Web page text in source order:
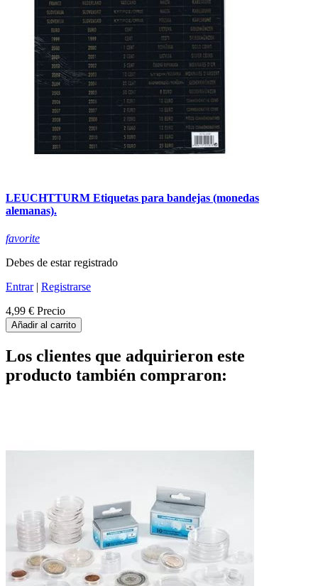
LEUCHTTURM Etiquetas para bandejas (monedas
alemanas).
favorite
Debes de estar registrado
Entrar| Registrarse
4,99 € Precio
Añadir al carrito
Los clientes que adquirieron este
producto también compraron: